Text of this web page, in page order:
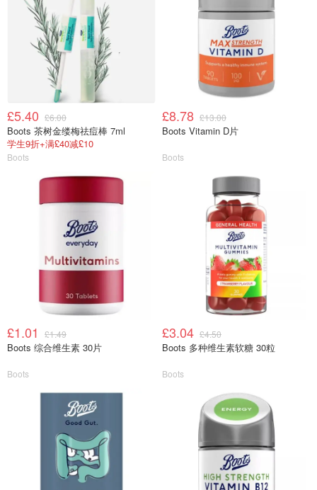
£5.40 £6.00
Boots 茶树金缕梅祛痘棒 7ml
学生9折+满£40减£10
Boots
£8.78 £13.00
Boots Vitamin D片
Boots
£1.01 £1.49
Boots 综合维生素 30片
Boots
£3.04 £4.50
Boots 多种维生素软糖 30粒
Boots